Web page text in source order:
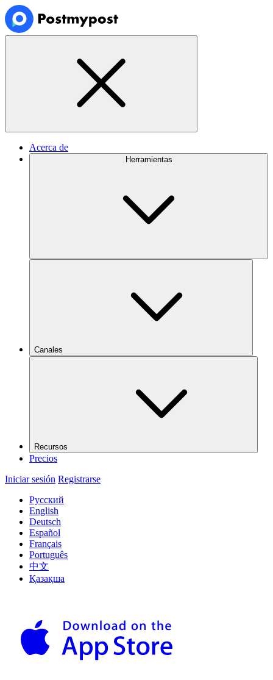
Acerca de
Herramientas
Canales
Recursos
Precios
Iniciar sesión Registrarse
Русский
English
Deutsch
Español
Français
Português
中文
Қазақша